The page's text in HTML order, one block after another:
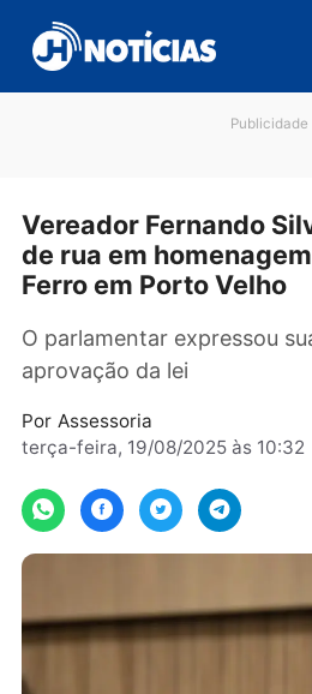
para
conteúdo
Vereador Fernando
de rua em
O parlamentar
aprovação da lei
Por
terça-feira, 19/08/2025 às